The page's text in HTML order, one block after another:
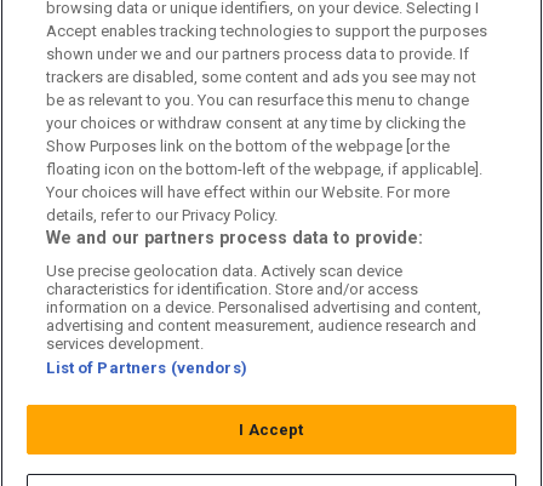
Kundtjänst
Sponsor: Rekatochklart
Annonsera på Fotbolldirekt
Redaktionell policy
Personuppgiftspolicy
Cookiepolicy
Arkiv
browsing data or unique identifiers, on your device. Selecting I
Accept enables tracking technologies to support the purposes
shown under we and our partners process data to provide. If
trackers are disabled, some content and ads you see may not
be as relevant to you. You can resurface this menu to change
your choices or withdraw consent at any time by clicking the
Show Purposes link on the bottom of the webpage [or the
floating icon on the bottom-left of the webpage, if applicable].
Your choices will have effect within our Website. For more
details, refer to our Privacy Policy.
We and our partners process data to provide:
Use precise geolocation data. Actively scan device
characteristics for identification. Store and/or access
information on a device. Personalised advertising and content,
advertising and content measurement, audience research and
services development.
List of Partners (vendors)
I Accept